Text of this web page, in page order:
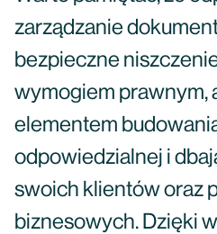
zarządzanie
bezpieczne
wymogiem prawnym,
elementem
odpowiedzialnej i
swoich klientów oraz
biznesowych. Dzięki